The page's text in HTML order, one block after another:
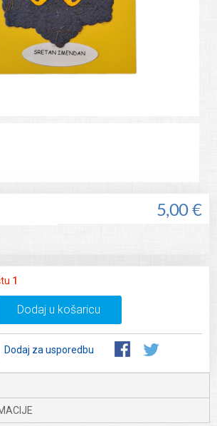
5,00 €
1
Dodaj u košaricu
Dodaj za usporedbu